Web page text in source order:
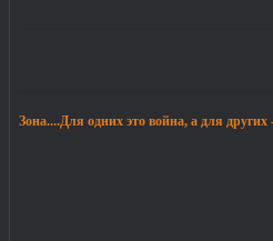
Зона....Для одних это война, а для